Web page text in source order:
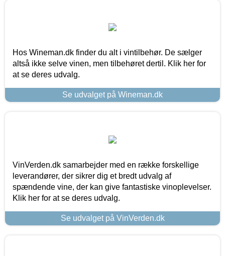
Hos Wineman.dk finder du alt i vintilbehør. De sælger
altså ikke selve vinen, men tilbehøret dertil. Klik her for
at se deres udvalg.
Se udvalget på Wineman.dk
VinVerden.dk samarbejder med en række forskellige
leverandører, der sikrer dig et bredt udvalg af
spændende vine, der kan give fantastiske vinoplevelser.
Klik her for at se deres udvalg.
Se udvalget på VinVerden.dk